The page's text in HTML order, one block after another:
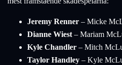
Jeremy Renner – Micke
Dianne Wiest – Mariam
Kyle Chandler – Mitch
Taylor Handley – Kyle